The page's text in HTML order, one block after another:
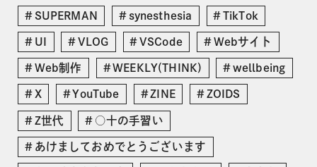
SUPERMAN synesthesia TikTok
UI VLOG VSCode Webサイト
Web制作 WEEKLY(THINK) wellbeing
X YouTube ZINE ZOIDS
Z世代 ○十の手習い
あけましておめでとうございます